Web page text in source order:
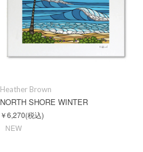
Heather Brown
NORTH SHORE WINTER
￥6,270(税込)
NEW